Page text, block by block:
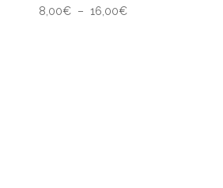
8,00€ – 16,00€Plage